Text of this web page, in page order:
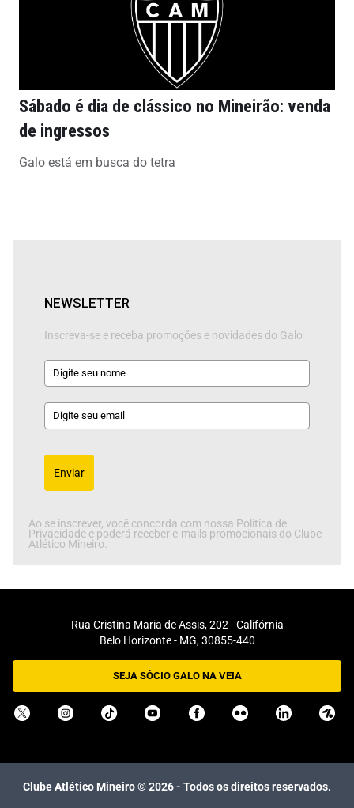
Sábado é dia de clássico no Mineirão: venda
de ingressos
Galo está em busca do tetra
NEWSLETTER
Inscreva-se e receba promoções e novidades do Galo
Enviar
Ao se inscrever, você concorda com nossa Política de
Privacidade e poderá receber e-mails promocionais do Clube
Atlético Mineiro.
Rua Cristina Maria de Assis, 202 - Califórnia
Belo Horizonte - MG, 30855-440
SEJA SÓCIO GALO NA VEIA
Clube Atlético Mineiro ©2026- Todos os direitos reservados.